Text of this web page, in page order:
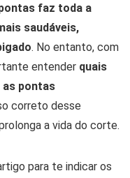
faz toda a
saudáveis,
. No entanto, com
entender quais
pontas
correto desse
a vida do corte.
para te indicar os